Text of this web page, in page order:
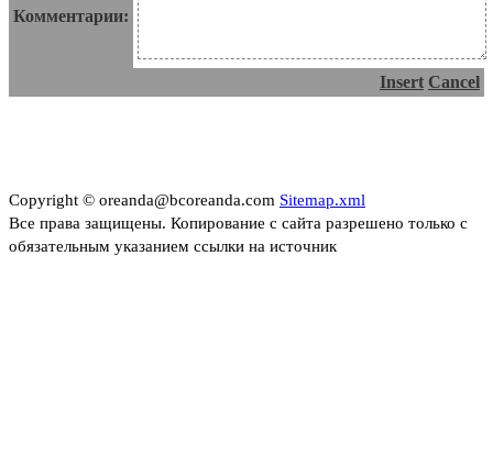
Комментарии:
Insert Cancel
Copyright © oreanda@bcoreanda.com Sitemap.xml
Все права защищены. Копирование с сайта разрешено только с
обязательным указанием ссылки на источник